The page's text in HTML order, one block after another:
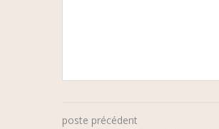
poste précédent